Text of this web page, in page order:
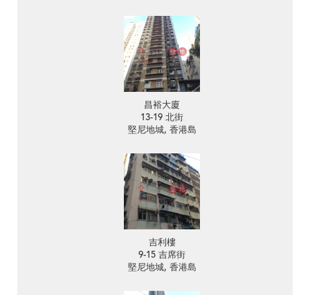
昌裕大廈
13-19 北街
堅尼地城, 香港島
吉利樓
9-15 吉席街
堅尼地城, 香港島